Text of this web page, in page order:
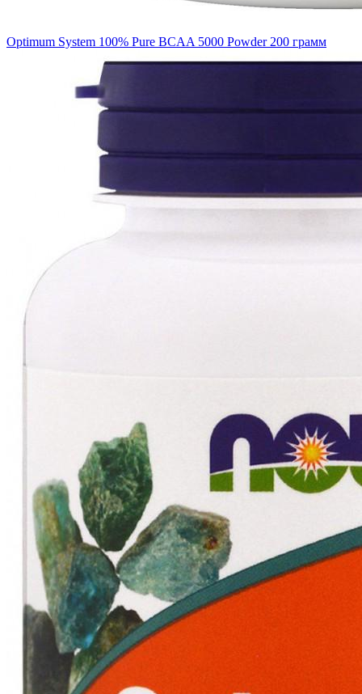
Optimum System 100% Pure BCAA 5000 Powder 200 грамм